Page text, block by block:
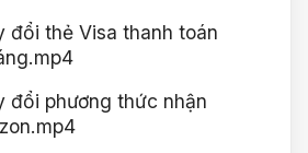
đổi thẻ Visa thanh toán
đổi phương thức nhận